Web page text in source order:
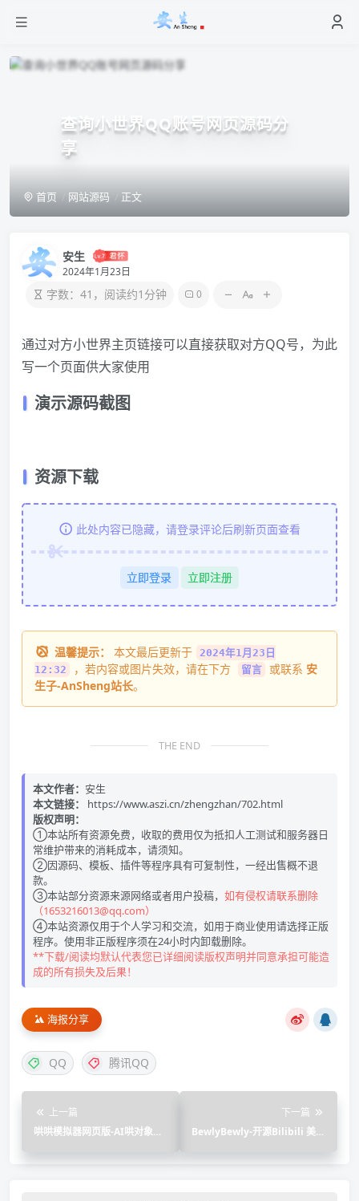
查询小世界QQ账号网页源码分
享
首页 网站源码 正文
安生
2024年1月23日
字数：41，阅读约1分钟 0
通过对方小世界主页链接可以直接获取对方QQ号，为此
写一个页面供大家使用
演示源码截图
资源下载
此处内容已隐藏，请登录评论后刷新页面查看
立即登录 立即注册
温馨提示： 本文最后更新于
2024年1月23日
12:32
，若内容或图片失效，请在下方 留言 或联系 安
生子-AnSheng站长。
THE END
本文作者： 安生
本文链接：
https://www.aszi.cn/zhengzhan/702.html
版权声明：
①本站所有资源免费，收取的费用仅为抵扣人工测试和服务器日
常维护带来的消耗成本，请须知。
②因源码、模板、插件等程序具有可复制性，一经出售概不退
款。
③本站部分资源来源网络或者用户投稿， 如有侵权请联系删除
（1653216013@qq.com）
④本站资源仅用于个人学习和交流，如用于商业使用请选择正版
程序。使用非正版程序须在24小时内卸载删除。
**下载/阅读均默认代表您已详细阅读版权声明并同意承担可能造
成的所有损失及后果！
海报分享
QQ 腾讯QQ
上一篇
哄哄模拟器网页版-AI哄对象工
下一篇
BewlyBewly-开源Bilibili 美化